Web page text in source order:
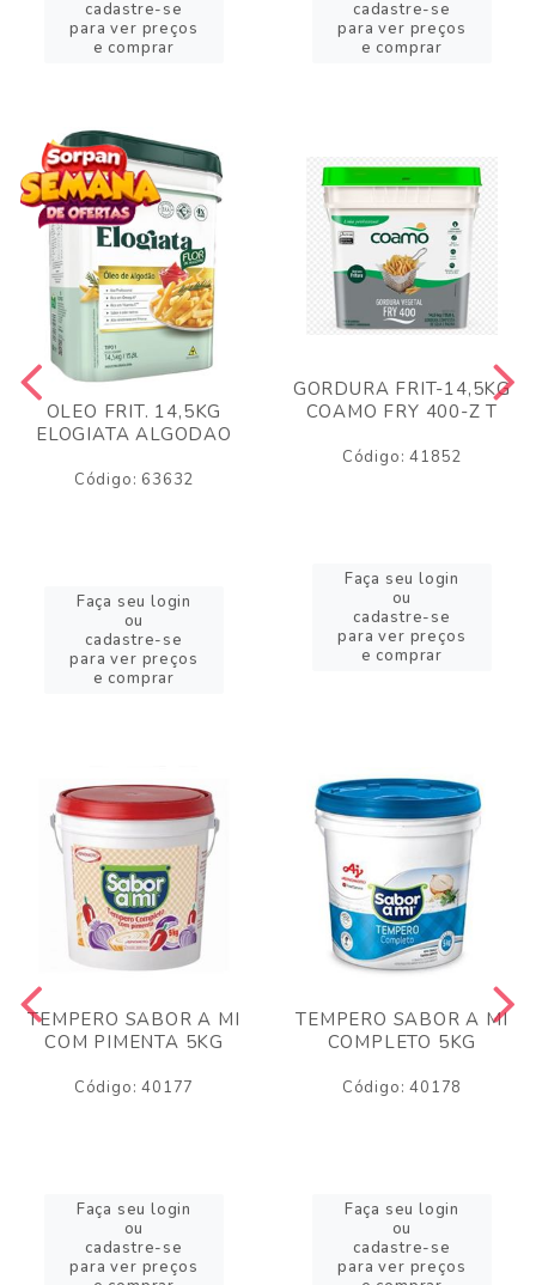
cadastre-se
para ver preços
e comprar
cadastre-se
para ver preços
e comprar
OLEO FRIT. 14,5KG
ELOGIATA ALGODAO
Código: 63632
Faça seu login
ou
cadastre-se
para ver preços
e comprar
GORDURA FRIT-14,5KG
COAMO FRY 400-Z T
Código: 41852
Faça seu login
ou
cadastre-se
para ver preços
e comprar
TEMPERO SABOR A MI
COM PIMENTA 5KG
Código: 40177
Faça seu login
ou
cadastre-se
para ver preços
TEMPERO SABOR A MI
COMPLETO 5KG
Código: 40178
Faça seu login
ou
cadastre-se
para ver preços